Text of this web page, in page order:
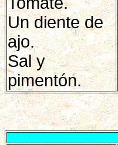
Un diente de
ajo.
Sal y
pimentón.